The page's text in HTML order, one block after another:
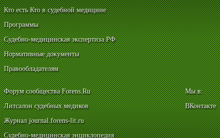
Кто есть Кто в судебной медицине
Программы
Судебно-медицинская экспертиза РФ
Нормативные документы
Правообладателям
Форум сообщества Forens.Ru
Литсалон судебных медиков
Журнал journal.forens-lit.ru
Судебно-медицинская энциклопедия
Мы в:
ВКонтакте